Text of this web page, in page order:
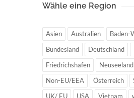
Wähle eine Region
Asien Australien
Baden-
Bundesland
Deutschland
Friedrichshafen
Neuseeland
Non-EU/EEA
Österreich
UK/ EU
USA Vietnam